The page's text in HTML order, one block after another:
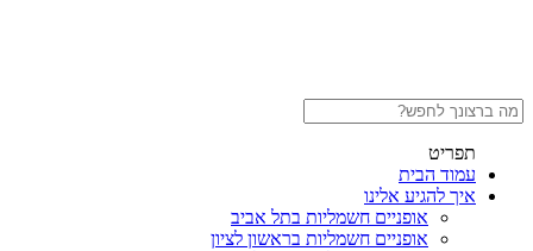
תפריט
עמוד הבית
איך להגיע אלינו
אופניים חשמליות בתל אביב
אופניים חשמליות בראשון לציון